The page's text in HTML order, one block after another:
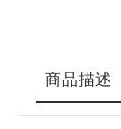
商品描述